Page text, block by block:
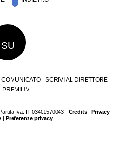
SU
COMUNICATO
SCRIVI AL DIRETTORE
PREMIUM
Iva: IT 03401570043 - Credits
Privacy
| Preferenze privacy